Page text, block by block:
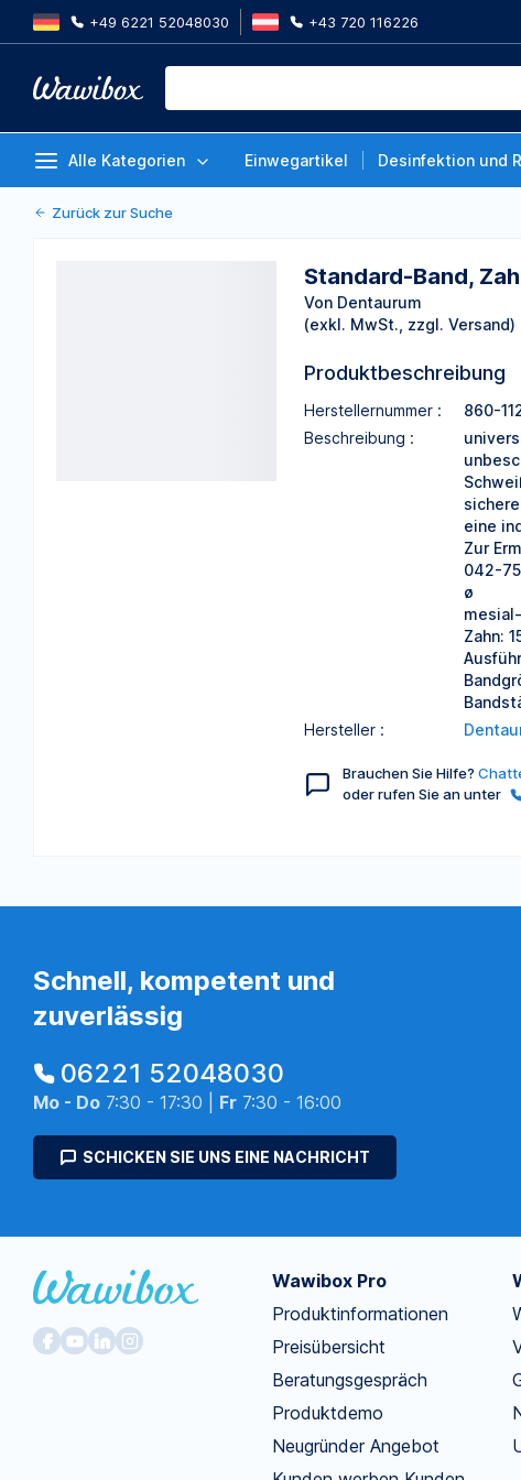
+49 6221 52048030 +43 720 116226
Alle Kategorien Einwegartikel Desinfektion und
Von Dentaurum
Zurück zur Suche
Standard-Band,
Von Dentaurum
(exkl. MwSt., zzgl. Versand)
Produktbeschreibung
Herstellernummer :
860-
Beschreibung :
eine
Zur
042-
ø
Zahn:
Hersteller :
Brauchen Sie Hilfe?
oder rufen Sie an unter
Schnell, kompetent und
zuverlässig
06221 52048030
Mo - Do 7:30 - 17:30 | Fr 7:30 - 16:00
SCHICKEN SIE UNS EINE NACHRICHT
Wawibox Pro
Produktinformationen
Preisübersicht
Beratungsgespräch
Produktdemo
Neugründer Angebot